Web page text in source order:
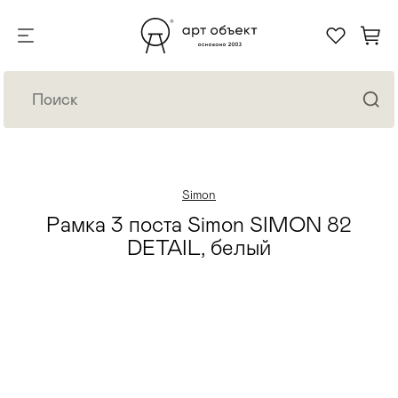
Simon
Рамка 3 поста Simon SIMON 82
DETAIL, белый